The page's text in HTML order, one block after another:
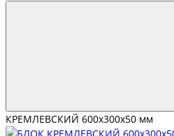
КРЕМЛЕВСКИЙ 600х300х50 мм